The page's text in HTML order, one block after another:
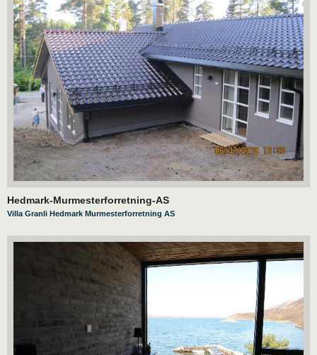
Hedmark-Murmesterforretning-AS
Villa Granli Hedmark Murmesterforretning AS